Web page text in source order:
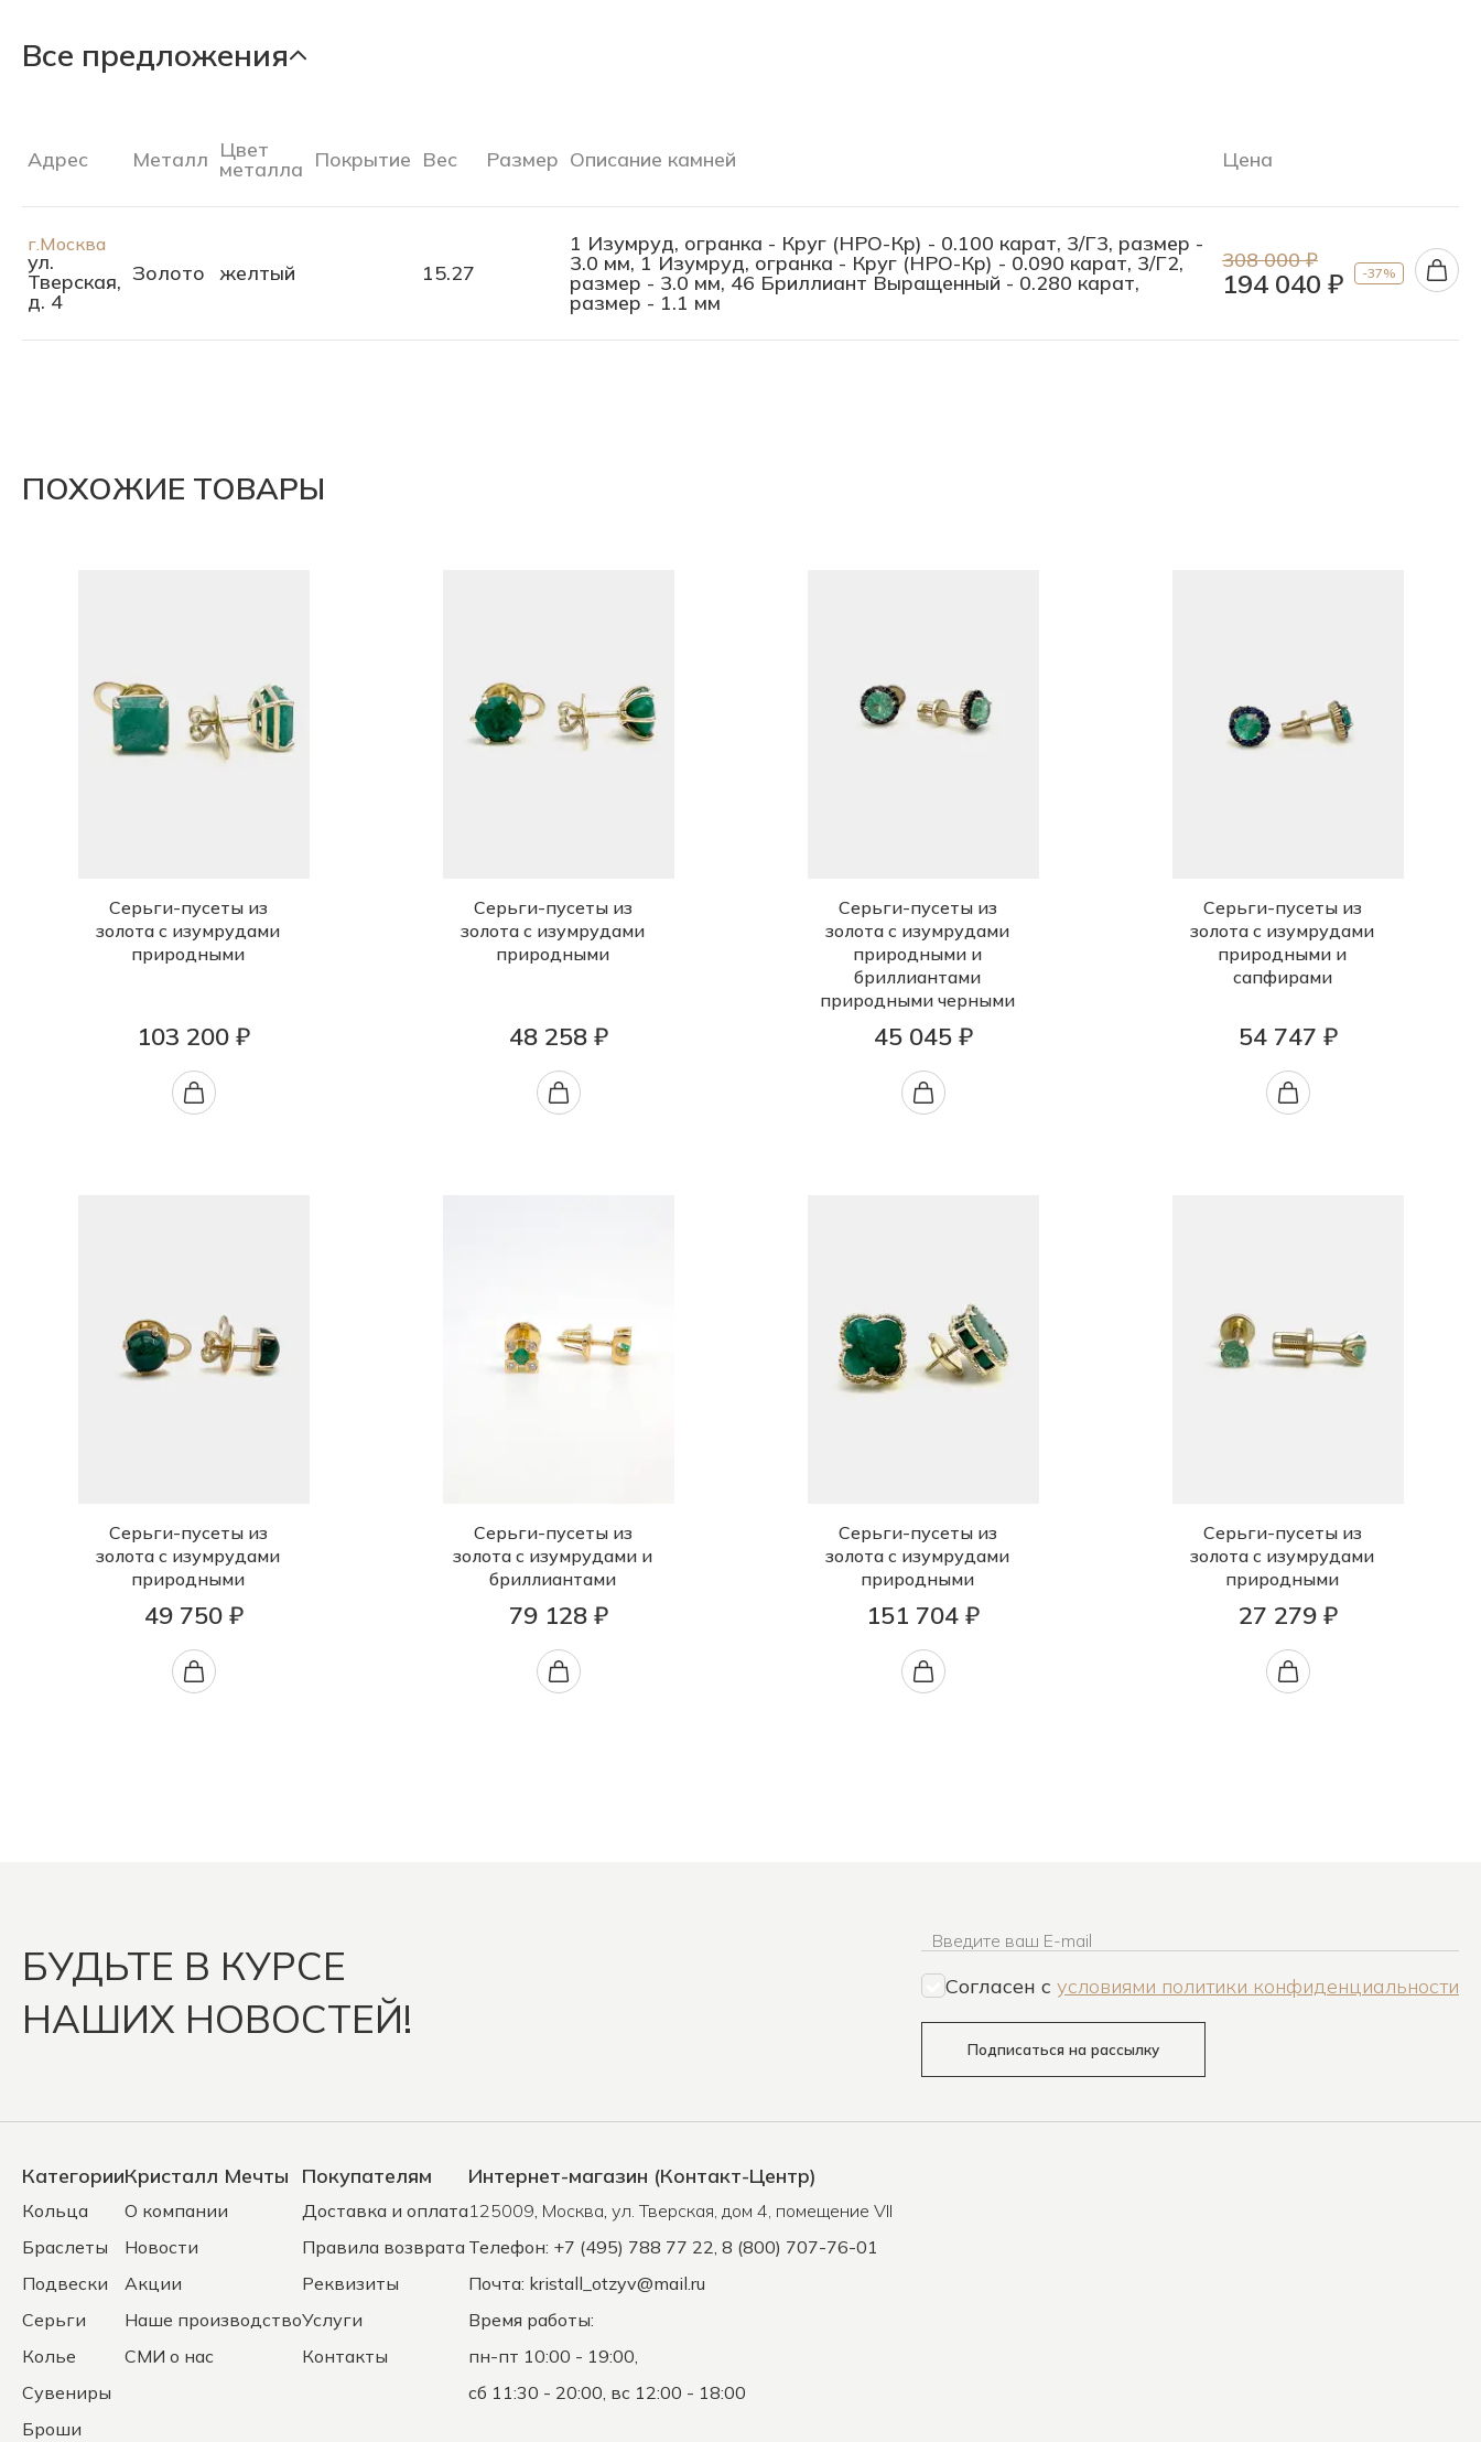
Все предложения
Адрес Металл Цвет
металла Покрытие Вес Размер Описание камней Цена
г.Москва
ул.
Тверская,
д. 4
Золото желтый 15.27
1 Изумруд, огранка - Круг (НРО-Кр) - 0.100 карат, 3/Г3, размер -
3.0 мм, 1 Изумруд, огранка - Круг (НРО-Кр) - 0.090 карат, 3/Г2,
размер - 3.0 мм, 46 Бриллиант Выращенный - 0.280 карат,
размер - 1.1 мм
308 000 ₽
194 040 ₽ -37%
ПОХОЖИЕ ТОВАРЫ
Серьги-пусеты из
золота с изумрудами
природными
103 200 ₽
Серьги-пусеты из
золота с изумрудами
природными
48 258 ₽
Серьги-пусеты из
золота с изумрудами
природными и
бриллиантами
природными черными
45 045 ₽
Серьги-пусеты из
золота с изумрудами
природными и
сапфирами
54 747 ₽
Серьги-пусеты из
золота с изумрудами
природными
49 750 ₽
Серьги-пусеты из
золота с изумрудами и
бриллиантами
79 128 ₽
Серьги-пусеты из
золота с изумрудами
природными
151 704 ₽
Серьги-пусеты из
золота с изумрудами
природными
27 279 ₽
БУДЬТЕ В КУРСЕ
НАШИХ НОВОСТЕЙ!
Введите ваш E-mail
Согласен c условиями политики конфиденциальности
Подписаться на рассылку
Категории
Кольца
Браслеты
Подвески
Серьги
Колье
Сувениры
Броши
Кристалл Мечты
О компании
Новости
Акции
Наше производство
СМИ о нас
Покупателям
Доставка и оплата
Правила возврата
Реквизиты
Услуги
Контакты
Интернет-магазин (Контакт-Центр)
125009, Москва, ул. Тверская, дом 4, помещение VII
Телефон: +7 (495) 788 77 22, 8 (800) 707-76-01
Почта: kristall_otzyv@mail.ru
Время работы:
пн-пт 10:00 - 19:00,
сб 11:30 - 20:00, вс 12:00 - 18:00